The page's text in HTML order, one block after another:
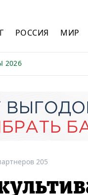
РОССИЯ МИР
2026
205